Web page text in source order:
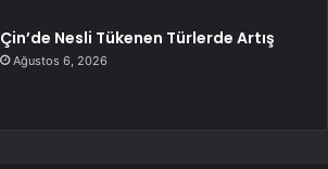
Çin’de Nesli Tükenen Türlerde Artış
Ağustos 6, 2026